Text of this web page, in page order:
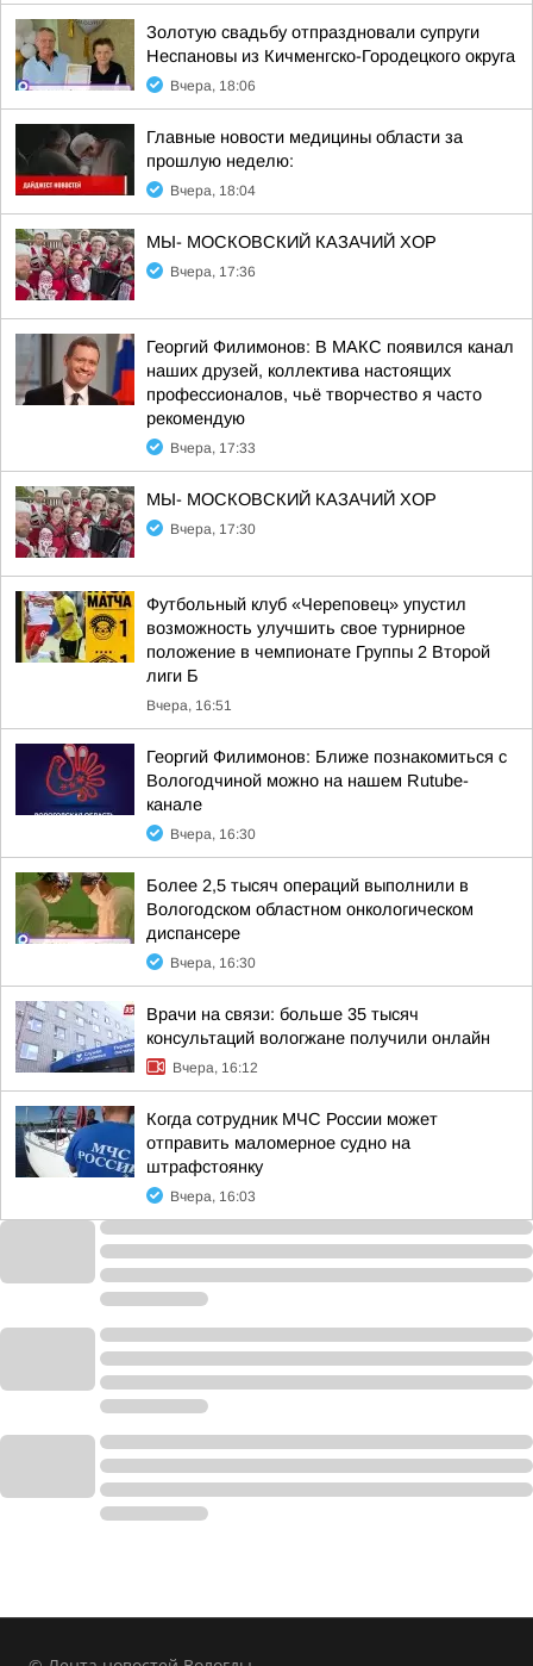
Золотую свадьбу отпраздновали супруги
Неспановы из Кичменгско-Городецкого округа
Вчера, 18:06
Главные новости медицины области за
прошлую неделю:
Вчера, 18:04
МЫ- МОСКОВСКИЙ КАЗАЧИЙ ХОР
Вчера, 17:36
Георгий Филимонов: В МАКС появился канал
наших друзей, коллектива настоящих
профессионалов, чьё творчество я часто
рекомендую
Вчера, 17:33
МЫ- МОСКОВСКИЙ КАЗАЧИЙ ХОР
Вчера, 17:30
Футбольный клуб «Череповец» упустил
возможность улучшить свое турнирное
положение в чемпионате Группы 2 Второй
лиги Б
Вчера, 16:51
Георгий Филимонов: Ближе познакомиться с
Вологодчиной можно на нашем Rutube-
канале
Вчера, 16:30
Более 2,5 тысяч операций выполнили в
Вологодском областном онкологическом
диспансере
Вчера, 16:30
Врачи на связи: больше 35 тысяч
консультаций вологжане получили онлайн
Вчера, 16:12
Когда сотрудник МЧС России может
отправить маломерное судно на
штрафстоянку
Вчера, 16:03